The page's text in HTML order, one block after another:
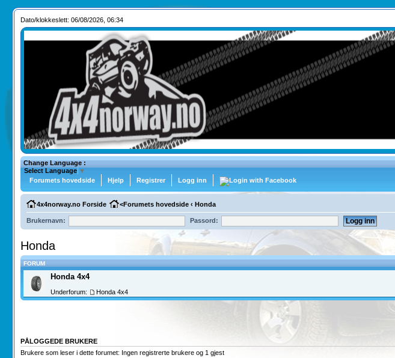
Dato/klokkeslett: 06/08/2026, 06:34
Change Language :
Select Language ▼
Forumets hovedside
Hjelp Registrer Logg inn
4x4norway.no Forside <Forumets hovedside ‹ Honda
Brukernavn: Passord:
Honda
FORUM
Honda 4x4
Underforum: Honda 4x4
PÅLOGGEDE BRUKERE
Brukere som leser i dette forumet: Ingen registrerte brukere og 1 gjest